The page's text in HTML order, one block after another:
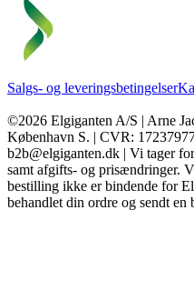
Salgs- og leveringsbetingelser
©2026 Elgiganten A/S | Arne
København S. | CVR:
b2b@elgiganten.dk | Vi tager
samt afgifts- og prisændringer.
bestilling ikke er bindende for
behandlet din ordre og sendt en